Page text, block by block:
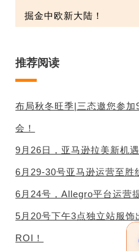
掘金中欧新大陆！
推荐阅读
布局秋冬旺季|三态邀您参
会！
9月26日，亚马逊拉美新机
6月29-30号亚马逊运营至
6月24号，Allegro平台运营
5月20号下午3点独立站服饰
ROI！